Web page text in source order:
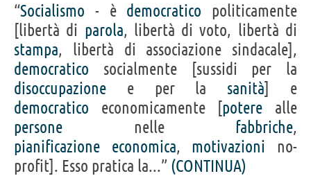
“Socialismo - è democratico politicamente
[libertà di parola, libertà di voto, libertà di
stampa, libertà di associazione sindacale],
democratico socialmente [sussidi per la
disoccupazione e per la sanità] e
democratico economicamente [potere alle
persone nelle fabbriche,
pianificazione
economica, motivazioni no-
profit]. Esso pratica la...” (CONTINUA)